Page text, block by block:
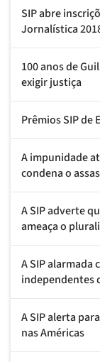
SIP abre
Jornalística
100 anos de
exigir justiça
Prêmios SIP de
A impunidade
condena o
A SIP adverte
ameaça o
A SIP alarmada
independentes
A SIP alerta
nas Américas